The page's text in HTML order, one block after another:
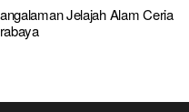
Jelajah Alam Ceria